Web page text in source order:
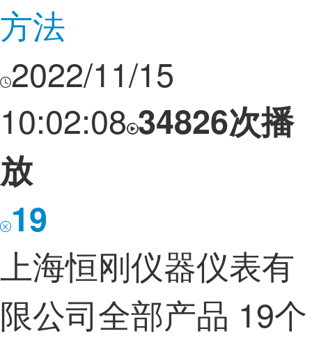
方法
2022/11/15
10:02:08 34826次播
放
19
上海恒刚仪器仪表有
限公司全部产品 19个